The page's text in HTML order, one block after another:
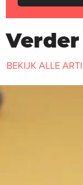
BEKIJK ALLE